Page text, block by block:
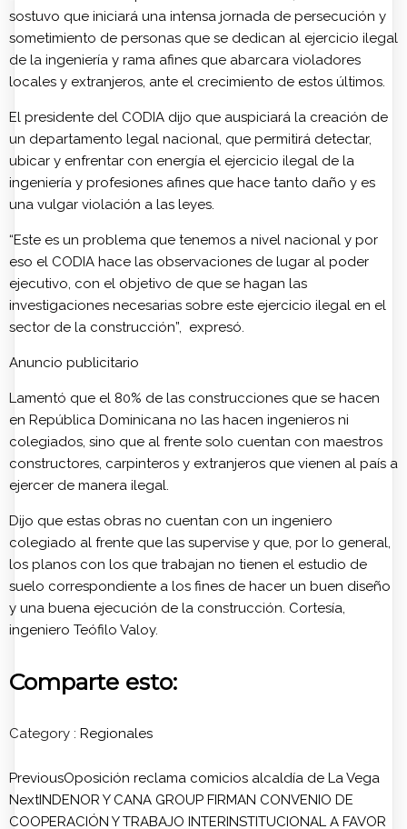
sostuvo que iniciará una intensa jornada de persecución y
sometimiento de personas que se dedican al ejercicio ilegal
de la ingeniería y rama afines que abarcara violadores
locales y extranjeros, ante el crecimiento de estos últimos.
El presidente del CODIA dijo que auspiciará la creación de
un departamento legal nacional, que permitirá detectar,
ubicar y enfrentar con energía el ejercicio ilegal de la
ingeniería y profesiones afines que hace tanto daño y es
una vulgar violación a las leyes.
“Este es un problema que tenemos a nivel nacional y por
eso el CODIA hace las observaciones de lugar al poder
ejecutivo, con el objetivo de que se hagan las
investigaciones necesarias sobre este ejercicio ilegal en el
sector de la construcción”, expresó.
Anuncio publicitario
Lamentó que el 80% de las construcciones que se hacen
en República Dominicana no las hacen ingenieros ni
colegiados, sino que al frente solo cuentan con maestros
constructores, carpinteros y extranjeros que vienen al país a
ejercer de manera ilegal.
Dijo que estas obras no cuentan con un ingeniero
colegiado al frente que las supervise y que, por lo general,
los planos con los que trabajan no tienen el estudio de
suelo correspondiente a los fines de hacer un buen diseño
y una buena ejecución de la construcción. Cortesía,
ingeniero Teófilo Valoy.
Comparte esto:
Category : Regionales
PreviousOposición reclama comicios alcaldía de La Vega
NextINDENOR Y CANA GROUP FIRMAN CONVENIO DE
COOPERACIÓN Y TRABAJO INTERINSTITUCIONAL A FAVOR